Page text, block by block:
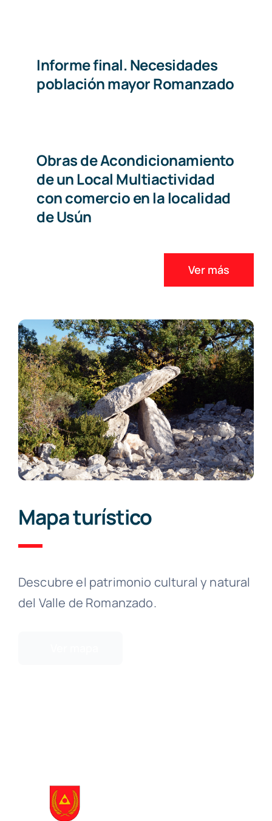
Informe final. Necesidades
población mayor Romanzado
Obras de Acondicionamiento
de un Local Multiactividad
con comercio en la localidad
de Usún
Ver más
Mapa turístico
Descubre el patrimonio cultural y natural
del Valle de Romanzado.